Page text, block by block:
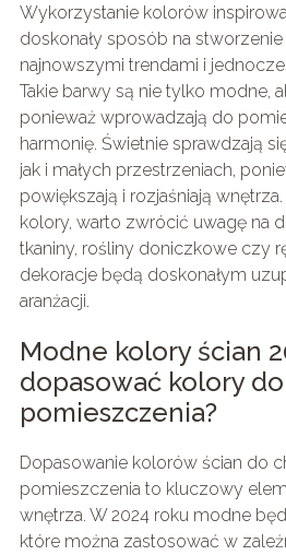
Wykorzystanie kolorów
doskonały sposób na
najnowszymi trendami i
Takie barwy są nie tylko modne,
ponieważ wprowadzają do
harmonię. Świetnie sprawdzają
jak i małych przestrzeniach,
powiększają i rozjaśniają
kolory, warto zwrócić uwagę na
tkaniny, rośliny doniczkowe czy
dekoracje będą doskonałym
aranżacji.
Modne kolory ścian
dopasować kolory do
pomieszczenia?
Dopasowanie kolorów ścian do
pomieszczenia to kluczowy
wnętrza. W 2024 roku modne
które można zastosować w